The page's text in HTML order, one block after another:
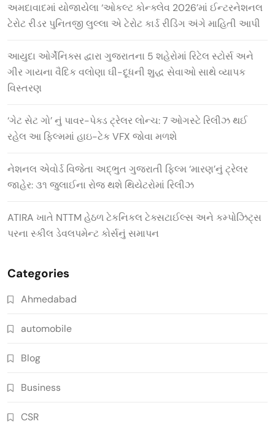
અમદાવાદમાં યોજાયેલા ‘ઓકલ્ટ કોન્ક્લેવ 2026’માં ઈન્ટરનેશનલ
ટેરોટ રીડર પુનિતજી લુલ્લા એ ટેરોટ કાર્ડ રીડિંગ અંગે માહિતી આપી
આયુદા ઓર્ગેનિક્સ દ્વારા ગુજરાતના 5 શહેરોમાં રિટેલ સ્ટોર્સ અને
ગીર ગાયના વૈદિક વલોણા ઘી-દૂધની શુદ્ધ સેવાઓ સાથે વ્યાપક
વિસ્તરણ
‘ગેટ સેટ ગો’ નું પાવર-પેક્ડ ટ્રેલર લોન્ચ: 7 ઓગસ્ટે રિલીઝ થઈ
રહેલ આ ફિલ્મમાં હાઇ-ટેક VFX જોવા મળશે
નેશનલ એવોર્ડ વિજેતા અદ્ભુત ગુજરાતી ફિલ્મ ‘મારણ’નું ટ્રેલર
જાહેર: ૩૧ જુલાઈના રોજ થશે થિયેટરોમાં રિલીઝ
ATIRA ખાતે NTTM હેઠળ ટેકનિકલ ટેક્સટાઈલ્સ અને કમ્પોઝિટ્સ
પરના સ્કીલ ડેવલપમેન્ટ કોર્સનું સમાપન
Categories
Ahmedabad
automobile
Blog
Business
CSR